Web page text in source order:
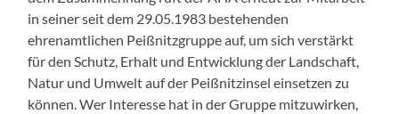
in seiner seit dem 29.05.1983 bestehenden
ehrenamtlichen Peißnitzgruppe auf, um sich verstärkt
für den Schutz, Erhalt und Entwicklung der Landschaft,
Natur und Umwelt auf der Peißnitzinsel einsetzen zu
können. Wer Interesse hat in der Gruppe mitzuwirken,